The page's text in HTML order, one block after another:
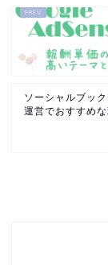
ソーシャルブッ
運営でおすすめな